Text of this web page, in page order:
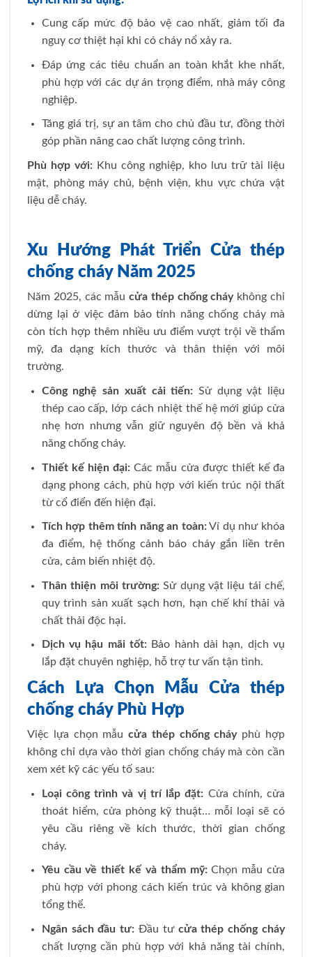
Cung cấp mức độ bảo vệ cao nhất, giảm tối đa
nguy cơ thiệt hại khi có cháy nổ xảy ra.
Đáp ứng các tiêu chuẩn an toàn khắt khe nhất,
phù hợp với các dự án trọng điểm, nhà máy công
nghiệp.
Tăng giá trị, sự an tâm cho chủ đầu tư, đồng thời
góp phần nâng cao chất lượng công trình.
Phù hợp với: Khu công nghiệp, kho lưu trữ tài liệu
mật, phòng máy chủ, bệnh viện, khu vực chứa vật
liệu dễ cháy.
Xu Hướng Phát Triển Cửa thép
chống cháy Năm 2025
Năm 2025, các mẫucửa thép chống cháykhông chỉ
dừng lại ở việc đảm bảo tính năng chống cháy mà
còn tích hợp thêm nhiều ưu điểm vượt trội về thẩm
mỹ, đa dạng kích thước và thân thiện với môi
trường.
Công nghệ sản xuất cải tiến: Sử dụng vật liệu
thép cao cấp, lớp cách nhiệt thế hệ mới giúp cửa
nhẹ hơn nhưng vẫn giữ nguyên độ bền và khả
năng chống cháy.
Thiết kế hiện đại: Các mẫu cửa được thiết kế đa
dạng phong cách, phù hợp với kiến trúc nội thất
từ cổ điển đến hiện đại.
Tích hợp thêm tính năng an toàn:Ví dụ như khóa
đa điểm, hệ thống cảnh báo cháy gắn liền trên
cửa, cảm biến nhiệt độ.
Thân thiện môi trường:Sử dụng vật liệu tái chế,
quy trình sản xuất sạch hơn, hạn chế khí thải và
chất thải độc hại.
Dịch vụ hậu mãi tốt: Bảo hành dài hạn, dịch vụ
lắp đặt chuyên nghiệp, hỗ trợ tư vấn tận tình.
Cách Lựa Chọn Mẫu Cửa thép
chống cháy Phù Hợp
Việc lựa chọn mẫucửa thép chống cháyphù hợp
không chỉ dựa vào thời gian chống cháy mà còn cần
xem xét kỹ các yếu tố sau:
Loại công trình và vị trí lắp đặt: Cửa chính, cửa
thoát hiểm, cửa phòng kỹ thuật… mỗi loại sẽ có
yêu cầu riêng về kích thước, thời gian chống
cháy.
Yêu cầu về thiết kế và thẩm mỹ:Chọn mẫu cửa
phù hợp với phong cách kiến trúc và không gian
tổng thể.
Ngân sách đầu tư: Đầu tư cửa thép chống cháy
chất lượng cần phù hợp với khả năng tài chính,